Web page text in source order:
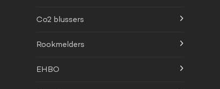
Co2 blussers
Rookmelders
EHBO